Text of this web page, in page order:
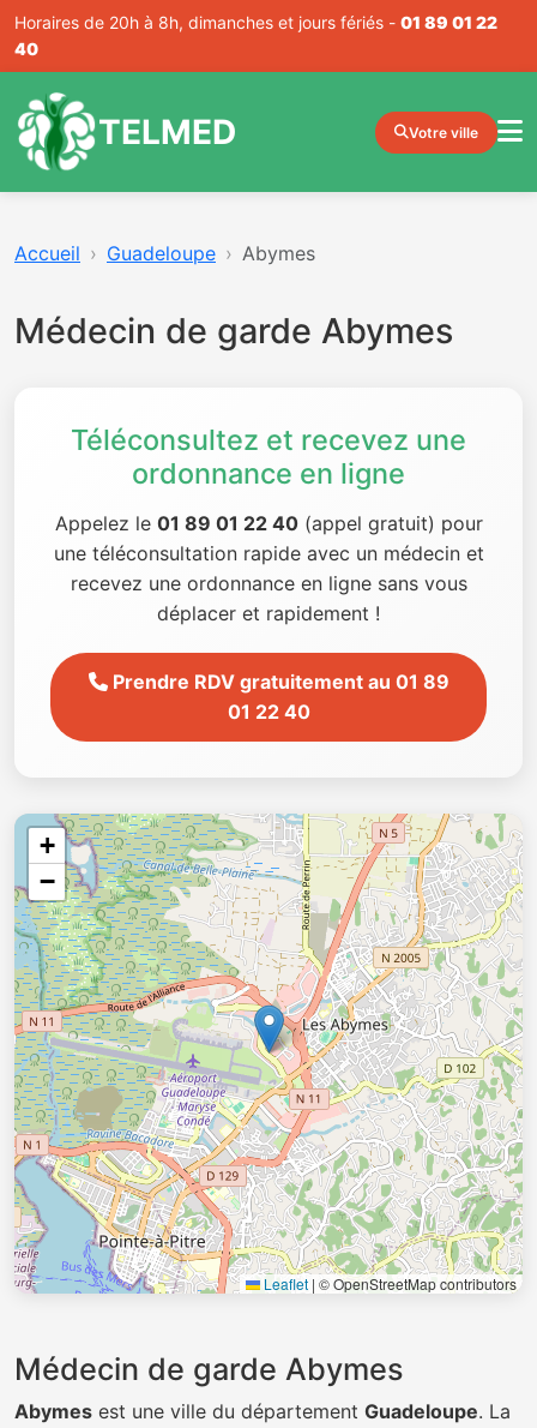
Horaires de 20h à 8h, dimanches et jours fériés - 01 89 01 22
40
TELMED Votre ville
Accueil Guadeloupe Abymes
Médecin de garde Abymes
Téléconsultez et recevez une
ordonnance en ligne
Appelez le 01 89 01 22 40(appel gratuit) pour
une téléconsultation rapide avec un médecin et
recevez une ordonnance en ligne sans vous
déplacer et rapidement !
Prendre RDV gratuitement au 01 89
01 22 40
+
−
Leaflet | © OpenStreetMap contributors
Médecin de garde Abymes
Abymes est une ville du département Guadeloupe. La